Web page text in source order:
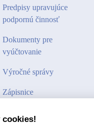
Predpisy upravujúce
podpornú činnosť
Dokumenty pre
vyúčtovanie
Výročné správy
Zápisnice
cookies!